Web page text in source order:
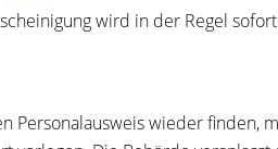
wird in der Regel
Personalausweis wieder finden,